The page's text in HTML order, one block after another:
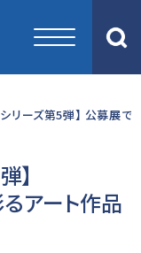
リーズ第5弾】 公募展
】
アート作品